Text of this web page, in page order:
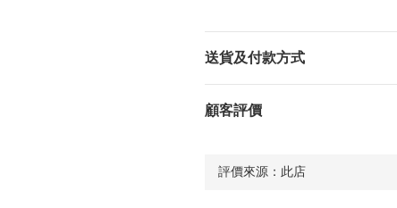
送貨及付款方式
顧客評價